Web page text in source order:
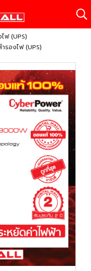
ฟ (UPS)
รองไฟ (UPS)